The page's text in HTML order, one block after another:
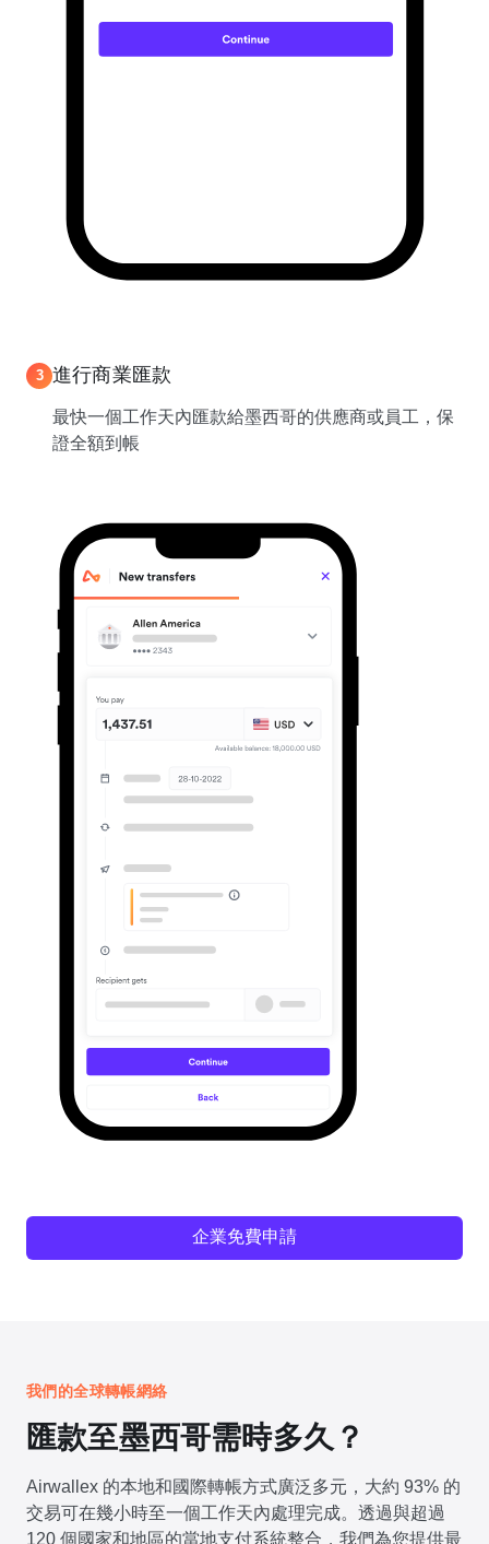
3 進行商業匯款
最快一個工作天內匯款給墨西哥的供應商或員工，保
證全額到帳
企業免費申請
我們的全球轉帳網絡
匯款至墨西哥需時多久？
Airwallex 的本地和國際轉帳方式廣泛多元，大約 93% 的
交易可在幾小時至一個工作天內處理完成。透過與超過
120 個國家和地區的當地支付系統整合，我們為您提供最